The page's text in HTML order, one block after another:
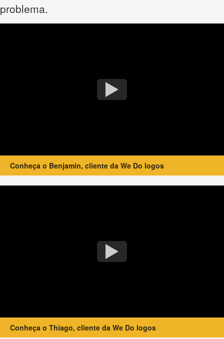
problema.
Conheça o Benjamin, cliente da We Do logos
Conheça o Thiago, cliente da We Do logos